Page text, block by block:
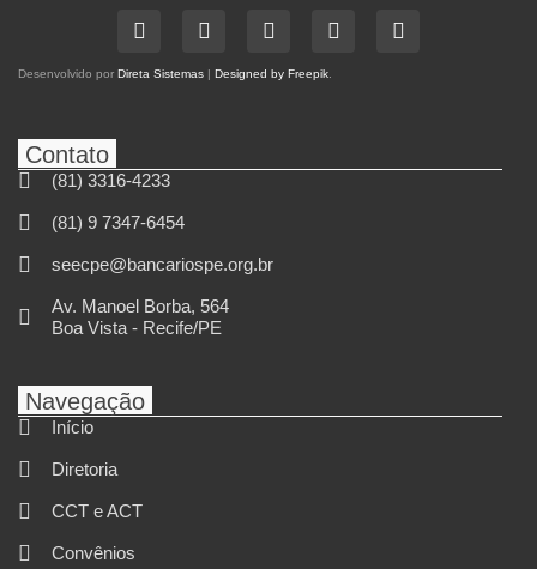
Desenvolvido por Direta Sistemas | Designed by Freepik
Contato
(81) 3316-4233
(81) 9 7347-6454
seecpe@bancariospe.org.br
Av. Manoel Borba, 564
Boa Vista - Recife/PE
Navegação
Início
Diretoria
CCT e ACT
Convênios